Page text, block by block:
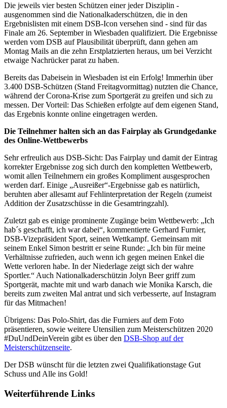
Die jeweils vier besten Schützen einer jeder Disziplin -
ausgenommen sind die Nationalkaderschützen, die in den
Ergebnislisten mit einem DSB-Icon versehen sind - sind für das
Finale am 26. September in Wiesbaden qualifiziert. Die Ergebnisse
werden vom DSB auf Plausibilität überprüft, dann gehen am
Montag Mails an die zehn Erstplatzierten heraus, um bei Verzicht
etwaige Nachrücker parat zu haben.
Bereits das Dabeisein in Wiesbaden ist ein Erfolg! Immerhin über
3.400 DSB-Schützen (Stand Freitagvormittag) nutzten die Chance,
während der Corona-Krise zum Sportgerät zu greifen und sich zu
messen. Der Vorteil: Das Schießen erfolgte auf dem eigenen Stand,
das Ergebnis konnte online eingetragen werden.
Die Teilnehmer halten sich an das Fairplay als Grundgedanke
des Online-Wettbewerbs
Sehr erfreulich aus DSB-Sicht: Das Fairplay und damit der Eintrag
korrekter Ergebnisse zog sich durch den kompletten Wettbewerb,
womit allen Teilnehmern ein großes Kompliment ausgesprochen
werden darf. Einige „Ausreißer“-Ergebnisse gab es natürlich,
beruhten aber allesamt auf Fehlinterpretation der Regeln (zumeist
Addition der Zusatzschüsse in die Gesamtringzahl).
Zuletzt gab es einige prominente Zugänge beim Wettbewerb: „Ich
hab´s geschafft, ich war dabei“, kommentierte Gerhard Furnier,
DSB-Vizepräsident Sport, seinen Wettkampf. Gemeinsam mit
seinem Enkel Simon bestritt er seine Runde: „Ich bin für meine
Verhältnisse zufrieden, auch wenn ich gegen meinen Enkel die
Wette verloren habe. In der Niederlage zeigt sich der wahre
Sportler.“ Auch Nationalkaderschützin Jolyn Beer griff zum
Sportgerät, machte mit und warb danach wie Monika Karsch, die
bereits zum zweiten Mal antrat und sich verbesserte, auf Instagram
für das Mitmachen!
Übrigens: Das Polo-Shirt, das die Furniers auf dem Foto
präsentieren, sowie weitere Utensilien zum Meisterschützen 2020
#DuUndDeinVerein gibt es über den DSB-Shop auf der
Meisterschützenseite.
Der DSB wünscht für die letzten zwei Qualifikationstage Gut
Schuss und Alle ins Gold!
Weiterführende Links